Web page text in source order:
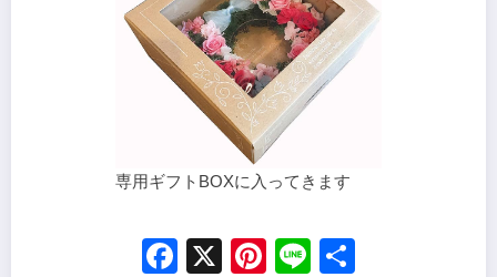
専用ギフトBOXに入ってきます
Facebook
X Pinterest
Line